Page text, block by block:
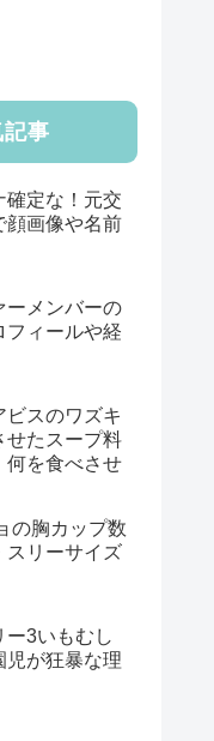
事
確定な！元交
顔画像や名前
ーメンバーの
フィールや経
ビスのワズキ
せたスープ料
何を食べさせ
の胸カップ数
スリーサイズ
ー3いもむし
児が狂暴な理